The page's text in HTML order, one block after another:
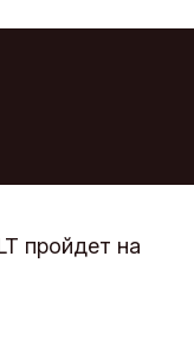
пройдет на